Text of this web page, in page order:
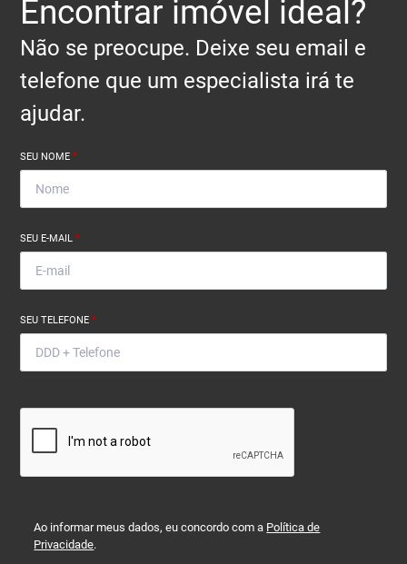
Encontrar imóvel ideal?
Não se preocupe. Deixe seu email e
telefone que um especialista irá te
ajudar.
SEU NOME*
SEU E-MAIL*
SEU TELEFONE*
Ao informar meus dados, eu concordo com a Política de
Privacidade.